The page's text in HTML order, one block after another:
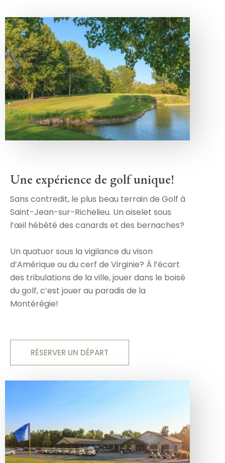
Une expérience de golf unique!
Sans contredit, le plus beau terrain de Golf à
Saint-Jean-sur-Richelieu. Un oiselet sous
l’œil hébété des canards et des bernaches?
Un quatuor sous la vigilance du vison
d’Amérique ou du cerf de Virginie? À l’écart
des tribulations de la ville, jouer dans le boisé
du golf, c’est jouer au paradis de la
Montérégie!
RÉSERVER UN DÉPART